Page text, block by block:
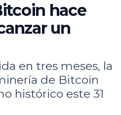
hace
un
en tres meses, la
de Bitcoin
histórico este 31